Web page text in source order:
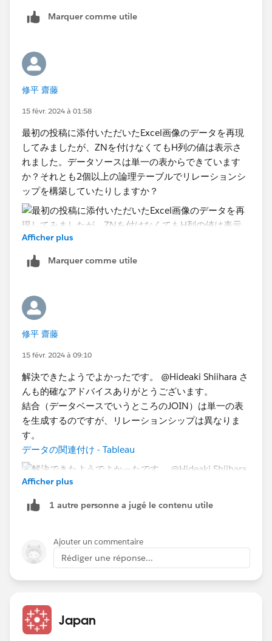
ています。
Tableauで計算する際、NULLが含まれると結果がNULL
になってしまいます。
ZN関数を使うとNULLを0に置き換えることができま
す。
カラム毎にNULLを0に処理してから足すことで正しく
計算できます。
<tableau ヘルプ>
※このやりとりであなたの問題が解決できましたら
トアンサーを選択
がこの問題を見たとき解決に導けるように)
Marquer comme utile
修平 齋藤
15 févr. 2024 à 01:58
最初の投稿に添付いただいたExcel画像のデータを再現
してみましたが、ZNを付けなくてもH列の値は表示さ
れました。データソースは単一の表からできています
か？それとも2個以上の論理テーブルでリレーションシ
ップを構築していたりしますか？
Afficher plus
Marquer comme utile
修平 齋藤
15 févr. 2024 à 09:10
解決できたようでよかったです。 @Hideaki Shiihara さ
んも的確なアドバイスありがとうございます。
結合（データベースでいうところのJOIN）は単一の表
を生成するのですが、リレーションシップは異なりま
す。
データの関連付け - Tableau
リレーションのキーになるフィールドを元にそれぞれの
計算段階で自動的に粒度を決定します。実際の動作とし
てはサブクエリ内で結合することでセカンダリ表の値が
Afficher plus
1 autre personne a jugé le contenu utile
Ajouter un commentaire
Rédiger une réponse...
Japan